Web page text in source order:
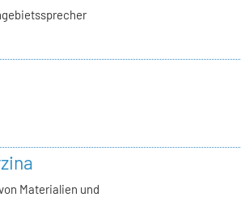
Materialien und